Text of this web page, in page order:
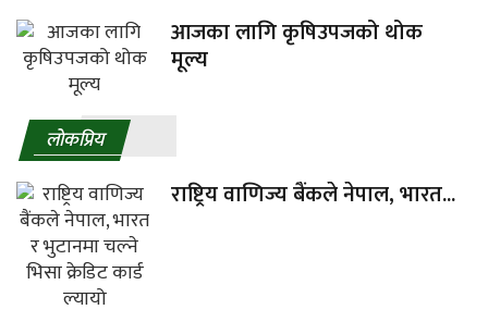
आजका लागि कृषिउपजको थोक
मूल्य
लाेकप्रिय
राष्ट्रिय वाणिज्य बैंकले नेपाल, भारत...